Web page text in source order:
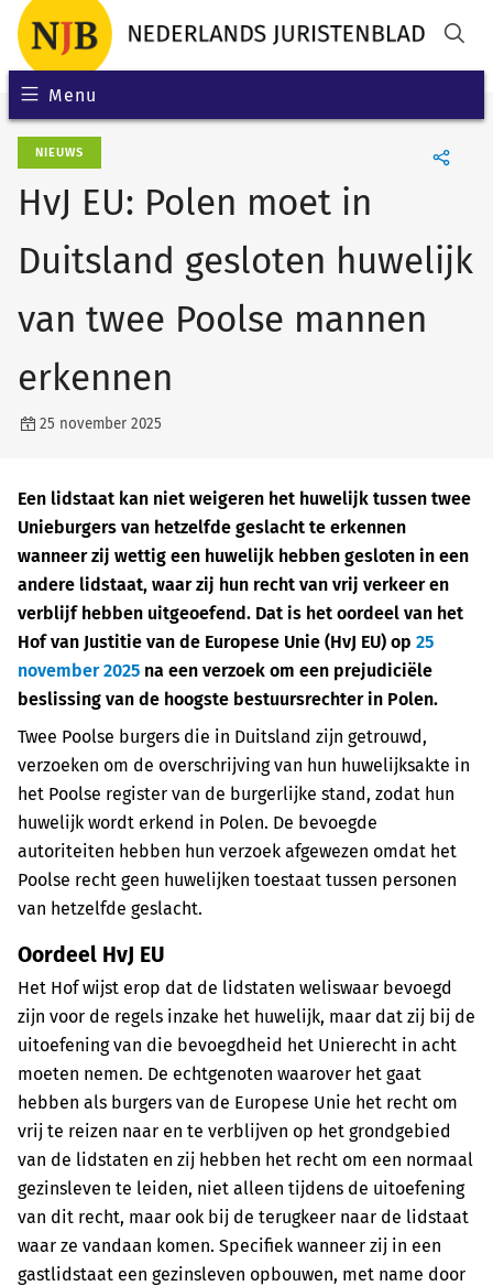
Menu
NIEUWS
HvJ EU: Polen moet in
Duitsland gesloten huwelijk
van twee Poolse mannen
erkennen
25 november 2025
Een lidstaat kan niet weigeren het huwelijk tussen twee
Unieburgers van hetzelfde geslacht te erkennen
wanneer zij wettig een huwelijk hebben gesloten in een
andere lidstaat, waar zij hun recht van vrij verkeer en
verblijf hebben uitgeoefend. Dat is het oordeel van het
Hof van Justitie van de Europese Unie (HvJ EU) op 25
november 2025 na een verzoek om een prejudiciële
beslissing van de hoogste bestuursrechter in Polen.
Twee Poolse burgers die in Duitsland zijn getrouwd,
verzoeken om de overschrijving van hun huwelijksakte in
het Poolse register van de burgerlijke stand, zodat hun
huwelijk wordt erkend in Polen. De bevoegde
autoriteiten hebben hun verzoek afgewezen omdat het
Poolse recht geen huwelijken toestaat tussen personen
van hetzelfde geslacht.
Oordeel HvJ EU
Het Hof wijst erop dat de lidstaten weliswaar bevoegd
zijn voor de regels inzake het huwelijk, maar dat zij bij de
uitoefening van die bevoegdheid het Unierecht in acht
moeten nemen. De echtgenoten waarover het gaat
hebben als burgers van de Europese Unie het recht om
vrij te reizen naar en te verblijven op het grondgebied
van de lidstaten en zij hebben het recht om een normaal
gezinsleven te leiden, niet alleen tijdens de uitoefening
van dit recht, maar ook bij de terugkeer naar de lidstaat
waar ze vandaan komen. Specifiek wanneer zij in een
gastlidstaat een gezinsleven opbouwen, met name door